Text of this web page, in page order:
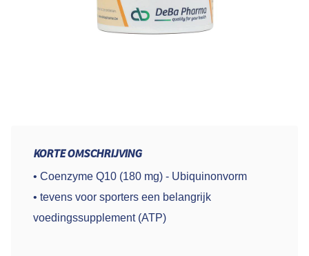
KORTE OMSCHRIJVING
• Coenzyme Q10 (180 mg) - Ubiquinonvorm
• tevens voor sporters een belangrijk
voedingssupplement (ATP)